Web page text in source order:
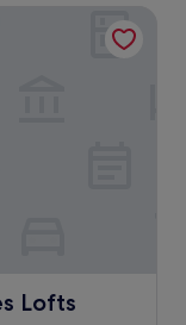
Lofts
Quebec